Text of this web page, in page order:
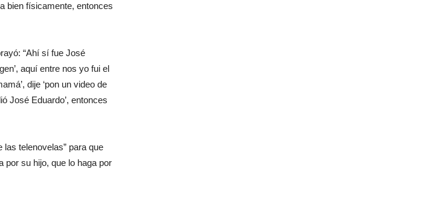
bien físicamente, entonces
“Ahí sí fue José
aquí entre nos yo fui el
dije ‘pon un video de
José Eduardo’, entonces
las telenovelas” para que
por su hijo, que lo haga por